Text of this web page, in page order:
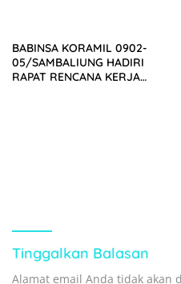
BABINSA KORAMIL 0902-
05/SAMBALIUNG HADIRI
RAPAT RENCANA KERJA
Tinggalkan Balasan
Alamat email Anda tidak akan